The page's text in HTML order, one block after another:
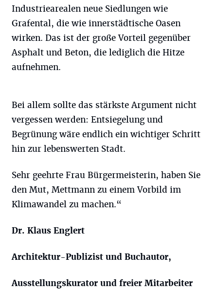
Industriearealen neue Siedlungen wie
Grafental, die wie innerstädtische Oasen
wirken. Das ist der große Vorteil gegenüber
Asphalt und Beton, die lediglich die Hitze
aufnehmen.
Bei allem sollte das stärkste Argument nicht
vergessen werden: Entsiegelung und
Begrünung wäre endlich ein wichtiger Schritt
hin zur lebenswerten Stadt.
Sehr geehrte Frau Bürgermeisterin, haben Sie
den Mut, Mettmann zu einem Vorbild im
Klimawandel zu machen.“
Dr. Klaus Englert
Architektur-Publizist und Buchautor,
Ausstellungskurator und freier Mitarbeiter